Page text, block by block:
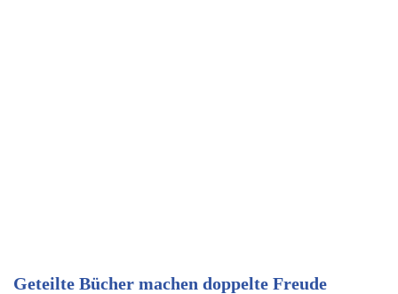
Geteilte Bücher machen doppelte Freude